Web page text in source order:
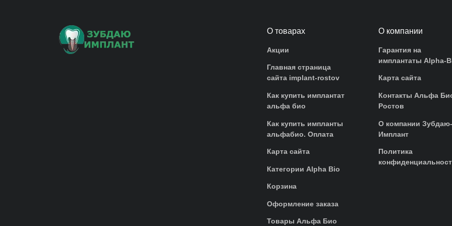
О товарах
Акции
Главная страница
сайта implant-rostov
Как купить имплантат
альфа био
Как купить импланты
альфабио. Оплата
Карта сайта
Категории Alpha Bio
Корзина
Оформление заказа
Товары Альфа Био
О компании
Гарантия на
имплантаты Alpha-
Карта сайта
Контакты Альфа
Ростов
О компании Зубдаю-
Имплант
Политика